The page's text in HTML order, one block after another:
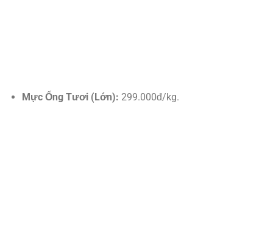
Mực Ống Tươi (Lớn): 299.000đ/kg.